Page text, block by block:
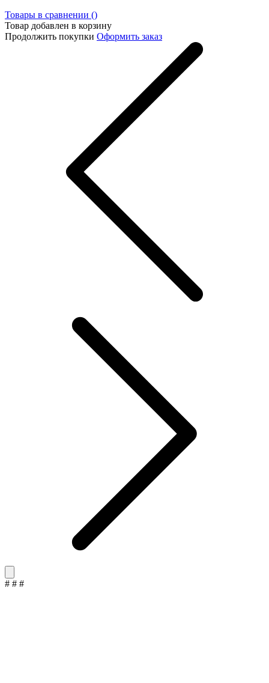
Товары в сравнении ()
Товар добавлен в корзину
Продолжить покупки Оформить заказ
# # #